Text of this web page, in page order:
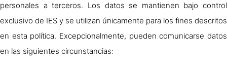
personales a terceros. Los datos se mantienen bajo control
exclusivo de IES y se utilizan únicamente para los fines descritos
en esta política. Excepcionalmente, pueden comunicarse datos
en las siguientes circunstancias: